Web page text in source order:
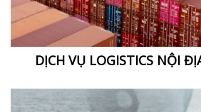
DỊCH VỤ LOGISTICS NỘI